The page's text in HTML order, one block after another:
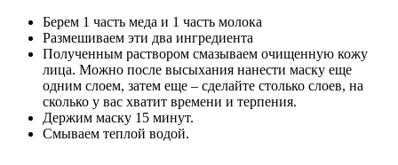
Берем 1 часть меда и 1 часть молока
Размешиваем эти два ингредиента
Полученным раствором смазываем очищенную кожу
лица. Можно после высыхания нанести маску еще
одним слоем, затем еще – сделайте столько слоев, на
сколько у вас хватит времени и терпения.
Держим маску 15 минут.
Смываем теплой водой.